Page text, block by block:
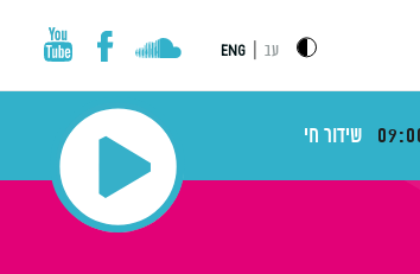
עב ENG
שידור חי